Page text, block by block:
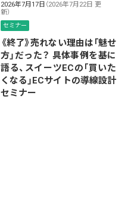
2026年7月17日 （2026年7月22日 更
新）
セミナー
《終了》売れない理由は「魅せ
方」だった？ 具体事例を基に
語る、スイーツECの「買いた
くなる」ECサイトの導線設計
セミナー